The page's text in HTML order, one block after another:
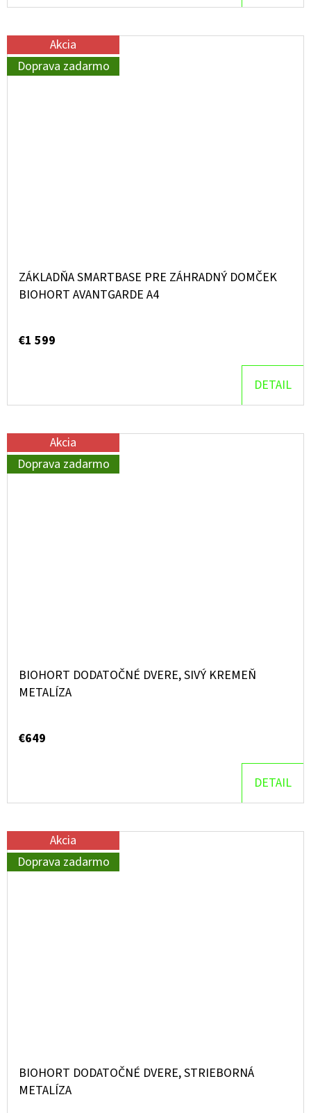
Akcia
Doprava zadarmo
ZÁKLADŇA SMARTBASE PRE ZÁHRADNÝ DOMČEK
BIOHORT AVANTGARDE A4
€1 599
DETAIL
Akcia
Doprava zadarmo
BIOHORT DODATOČNÉ DVERE, SIVÝ KREMEŇ
METALÍZA
€649
DETAIL
Akcia
Doprava zadarmo
BIOHORT DODATOČNÉ DVERE, STRIEBORNÁ
METALÍZA